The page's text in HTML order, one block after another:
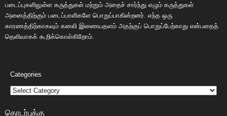
படைப்புகளிலுள்ள கருத்துகள் மற்றும் அதைச் சார்ந்து எழும் கருத்துகள்
அனைத்திற்கும் படைப்பாளிகளே பொறுப்பாகின்றனர். எந்த ஒரு
காரணத்திற்காகவும் கனலி இணையதளம் அதற்குப் பொறுப்பேற்காது என்பதைத்
தெளிவாகக் கூறிக்கொள்கிறோம்.
Categories
தொடர்புக்கு